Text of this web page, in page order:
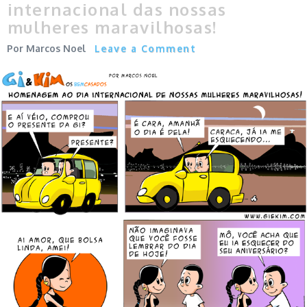
internacional das nossas
mulheres maravilhosas!
Marcos Noel Leave a Comment